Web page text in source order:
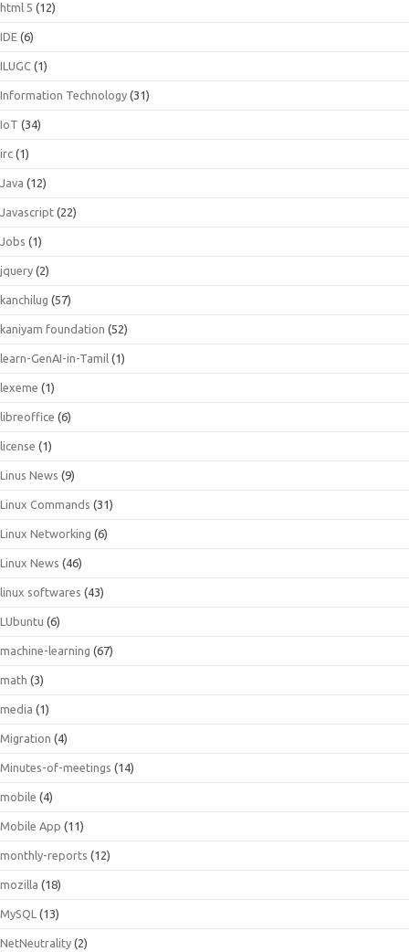
html 5 (12)
IDE (6)
ILUGC (1)
Information Technology (31)
IoT (34)
irc (1)
Java (12)
Javascript (22)
Jobs (1)
jquery (2)
kanchilug (57)
kaniyam foundation (52)
learn-GenAI-in-Tamil (1)
lexeme (1)
libreoffice (6)
license (1)
Linus News (9)
Linux Commands (31)
Linux Networking (6)
Linux News (46)
linux softwares (43)
LUbuntu (6)
machine-learning (67)
math (3)
media (1)
Migration (4)
Minutes-of-meetings (14)
mobile (4)
Mobile App (11)
monthly-reports (12)
mozilla (18)
MySQL (13)
NetNeutrality (2)